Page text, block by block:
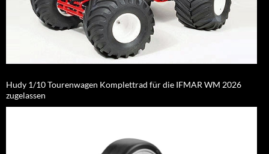
Hudy 1/10 Tourenwagen Komplettrad für die IFMAR WM 2026
zugelassen